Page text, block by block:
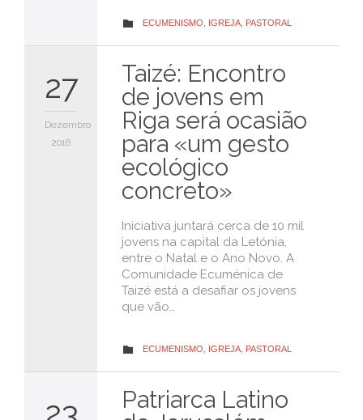
 CATEGORY
ECUMENISMO IGREJA PASTORAL
27
Dezembro
2016
Taizé: Encontro
de jovens em
Riga será ocasião
para «um gesto
ecológico
concreto»
Iniciativa juntará cerca de 10 mil
jovens na capital da Letónia,
entre o Natal e o Ano Novo. A
Comunidade Ecuménica de
Taizé está a desafiar os jovens
que vão…
 CATEGORY
ECUMENISMO IGREJA PASTORAL
23
Patriarca Latino